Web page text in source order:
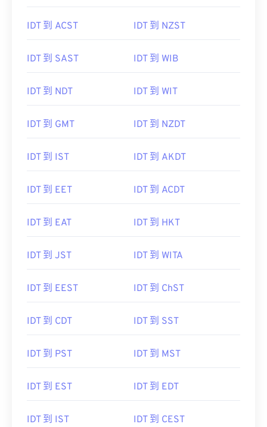
IDT 到 ACST IDT 到 NZST
IDT 到 SAST IDT 到 WIB
IDT 到 NDT IDT 到 WIT
IDT 到 GMT IDT 到 NZDT
IDT 到 IST IDT 到 AKDT
IDT 到 EET IDT 到 ACDT
IDT 到 EAT IDT 到 HKT
IDT 到 JST IDT 到 WITA
IDT 到 EEST IDT 到 ChST
IDT 到 CDT IDT 到 SST
IDT 到 PST IDT 到 MST
IDT 到 EST IDT 到 EDT
IDT 到 IST IDT 到 CEST